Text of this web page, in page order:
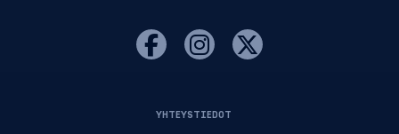
YHTEYSTIEDOT